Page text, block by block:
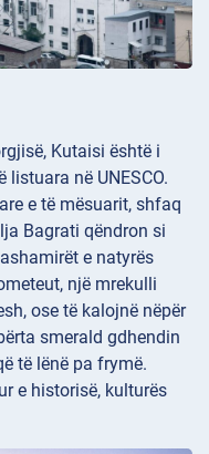
Kutaisi është i
në UNESCO.
e të mësuarit, shfaq
Bagrati qëndron si
e natyrës
një mrekulli
ose të kalojnë nëpër
smerald gdhendin
të lënë pa frymë.
e historisë, kulturës